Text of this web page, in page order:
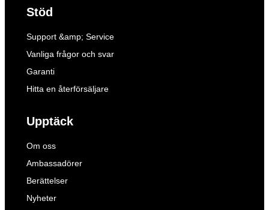
Stöd
Support &amp; Service
Vanliga frågor och svar
Garanti
Hitta en återförsäljare
Upptäck
Om oss
Ambassadörer
Berättelser
Nyheter